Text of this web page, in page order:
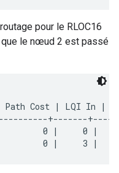
pour le RLOC16
le nœud 2 est passé
Path Cost | LQI In |
+-------
0 |     0 |      0